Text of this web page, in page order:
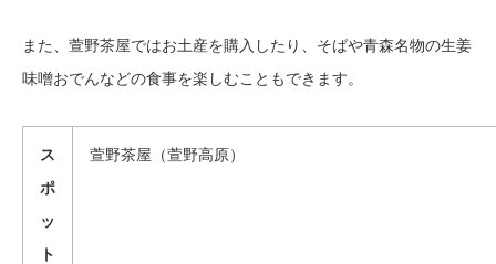
また、萱野茶屋ではお土産を購入したり、そばや青森名物の生姜
味噌おでんなどの食事を楽しむこともできます。
ス
ポ
ッ
ト
萱野茶屋（萱野高原）